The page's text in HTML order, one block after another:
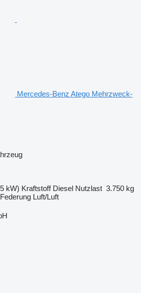
Mercedes-Benz Atego Mehrzweck-
kW) Kraftstoff Diesel Nutzlast 3.750 kg
Federung Luft/Luft